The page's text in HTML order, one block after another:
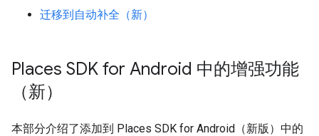
迁移到自动补全（新）
Places SDK for Android 中的增强功能
（新）
本部分介绍了添加到 Places SDK for Android（新版）中的